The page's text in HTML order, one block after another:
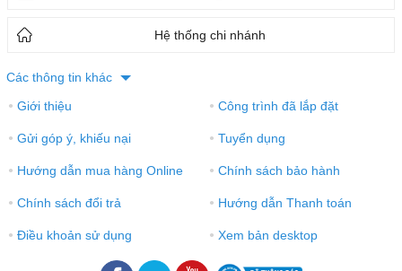
Hệ thống chi nhánh
Các thông tin khác
● Giới thiệu ● Công trình đã lắp đặt
● Gửi góp ý, khiếu nại ● Tuyển dụng
● Hướng dẫn mua hàng Online ● Chính sách bảo hành
● Chính sách đổi trả ● Hướng dẫn Thanh toán
● Điều khoản sử dụng ● Xem bản desktop